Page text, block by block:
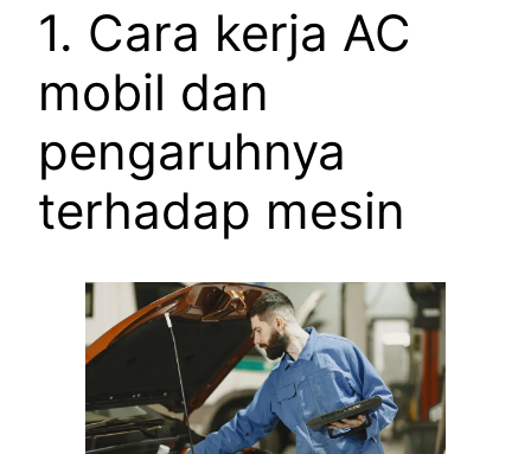
1. Cara kerja AC
mobil dan
pengaruhnya
terhadap mesin